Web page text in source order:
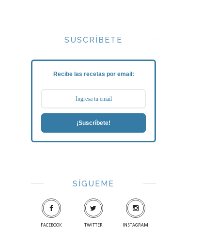
SUSCRÍBETE
Recibe las recetas por email:
¡Suscríbete!
SÍGUEME
FACEBOOK TWITTER INSTAGRAM